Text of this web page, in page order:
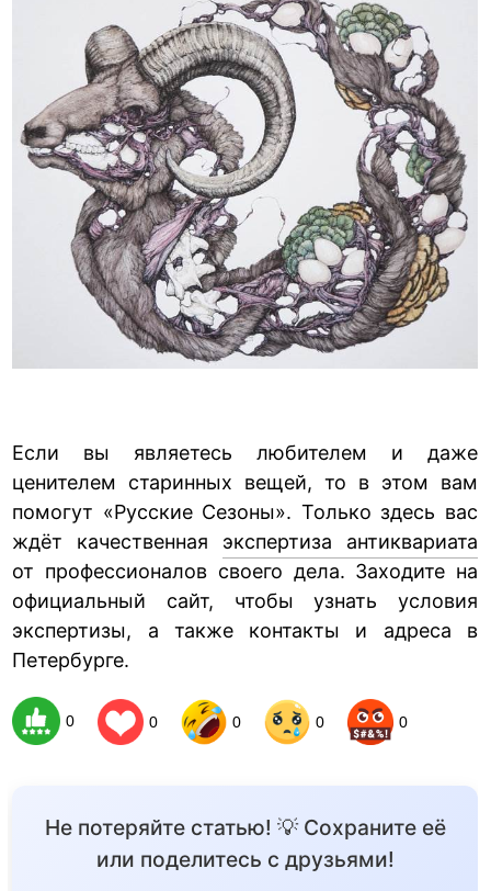
Если вы являетесь любителем и даже
ценителем старинных вещей, то в этом вам
помогут «Русские Сезоны». Только здесь вас
ждёт качественная экспертиза антиквариата
от профессионалов своего дела. Заходите на
официальный сайт, чтобы узнать условия
экспертизы, а также контакты и адреса в
Петербурге.
0 0 0 0 0
Не потеряйте статью! 💡 Сохраните её
или поделитесь с друзьями!